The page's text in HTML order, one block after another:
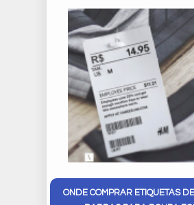
ONDE COMPRAR ETIQUETAS